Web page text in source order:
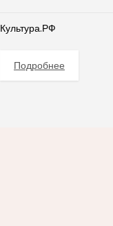
Культура.РФ
Подробнее